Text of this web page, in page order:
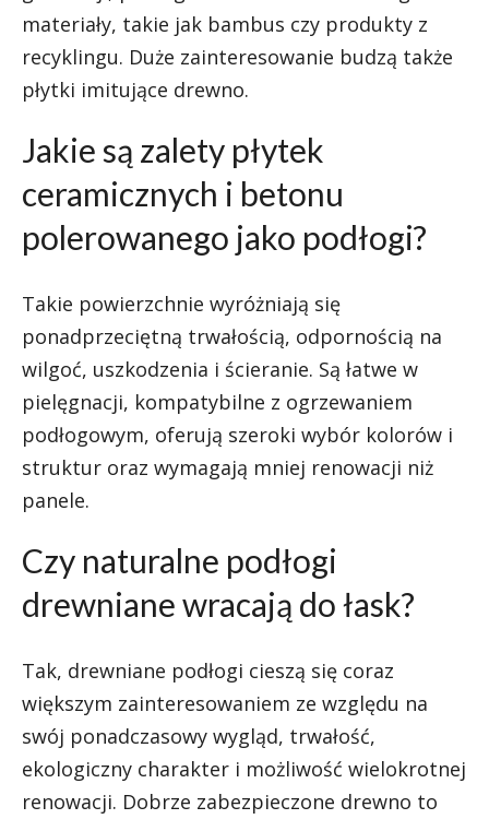
materiały, takie jak bambus czy produkty z
recyklingu. Duże zainteresowanie budzą także
płytki imitujące drewno.
Jakie są zalety płytek
ceramicznych i betonu
polerowanego jako podłogi?
Takie powierzchnie wyróżniają się
ponadprzeciętną trwałością, odpornością na
wilgoć, uszkodzenia i ścieranie. Są łatwe w
pielęgnacji, kompatybilne z ogrzewaniem
podłogowym, oferują szeroki wybór kolorów i
struktur oraz wymagają mniej renowacji niż
panele.
Czy naturalne podłogi
drewniane wracają do łask?
Tak, drewniane podłogi cieszą się coraz
większym zainteresowaniem ze względu na
swój ponadczasowy wygląd, trwałość,
ekologiczny charakter i możliwość wielokrotnej
renowacji. Dobrze zabezpieczone drewno to